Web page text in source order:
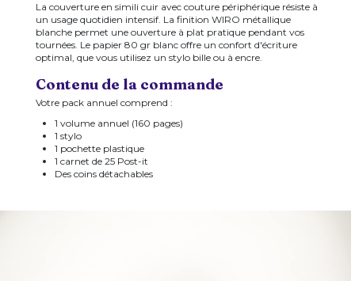
La couverture en simili cuir avec couture périphérique résiste à
un usage quotidien intensif. La finition WIRO métallique
blanche permet une ouverture à plat pratique pendant vos
tournées. Le papier 80 gr blanc offre un confort d'écriture
optimal, que vous utilisez un stylo bille ou à encre.
Contenu de la commande
Votre pack annuel comprend :
1 volume annuel (160 pages)
1 stylo
1 pochette plastique
1 carnet de 25 Post-it
Des coins détachables